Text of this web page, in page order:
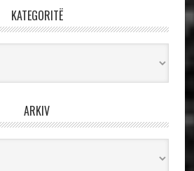
KATEGORITË
ARKIV